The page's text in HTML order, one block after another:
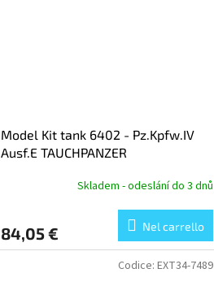
Model Kit tank 6402 - Pz.Kpfw.IV
Ausf.E TAUCHPANZER
Skladem - odeslání do 3 dnů
84,05 € Nel carrello
Codice: EXT34-7489